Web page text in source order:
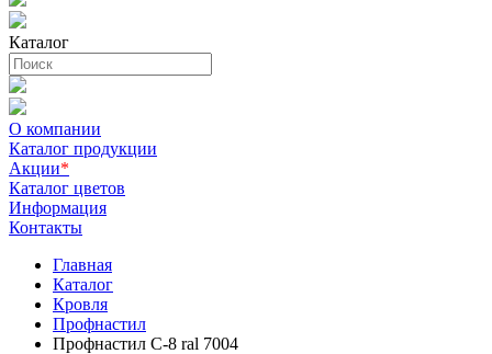
Каталог
О компании
Каталог продукции
Акции*
Каталог цветов
Информация
Контакты
Главная
Каталог
Кровля
Профнастил
Профнастил С-8 ral 7004